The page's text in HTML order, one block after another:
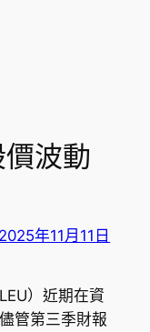
波動
2025年11月11日
）近期在資
管第三季財報